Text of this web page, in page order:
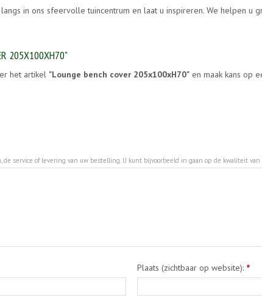
langs in ons sfeervolle tuincentrum en laat u inspireren. We helpen u
205X100XH70"
het artikel "Lounge bench cover 205x100xH70" en maak kans op
service of levering van uw bestelling. U kunt bijvoorbeeld in gaan op de kwaliteit
Plaats (zichtbaar op website): *